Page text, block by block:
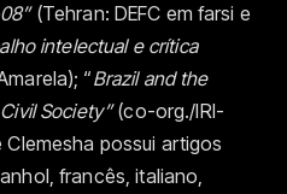
(Tehran: DEFC em farsi e
intelectual e crítica
“Brazil and the
Society”(co-org./IRI-
Clemesha possui artigos
francês, italiano,